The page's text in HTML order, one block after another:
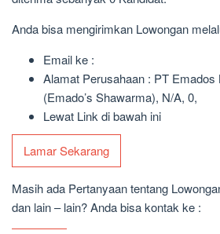
Anda bisa mengirimkan Lowongan
Email ke :
Alamat Perusahaan : PT Emados
(Emado’s Shawarma), N/A, 0,
Lewat Link di bawah ini
Lamar Sekarang
Masih ada Pertanyaan tentang
dan lain – lain? Anda bisa kontak ke :